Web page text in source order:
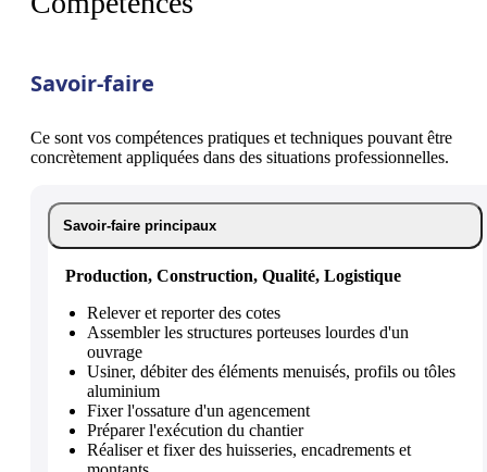
Savoir-faire
Ce sont vos compétences pratiques et techniques pouvant être
concrètement appliquées dans des situations professionnelles.
Savoir-faire principaux
Production, Construction, Qualité, Logistique
Relever et reporter des cotes
Assembler les structures porteuses lourdes d'un
ouvrage
Usiner, débiter des éléments menuisés, profils ou tôles
aluminium
Fixer l'ossature d'un agencement
Préparer l'exécution du chantier
Réaliser et fixer des huisseries, encadrements et